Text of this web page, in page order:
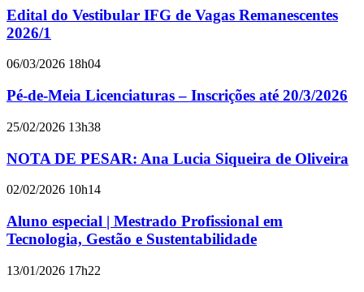
Edital do Vestibular IFG de Vagas Remanescentes
2026/1
06/03/2026 18h04
Pé-de-Meia Licenciaturas – Inscrições até 20/3/2026
25/02/2026 13h38
NOTA DE PESAR: Ana Lucia Siqueira de Oliveira
02/02/2026 10h14
Aluno especial | Mestrado Profissional em
Tecnologia, Gestão e Sustentabilidade
13/01/2026 17h22